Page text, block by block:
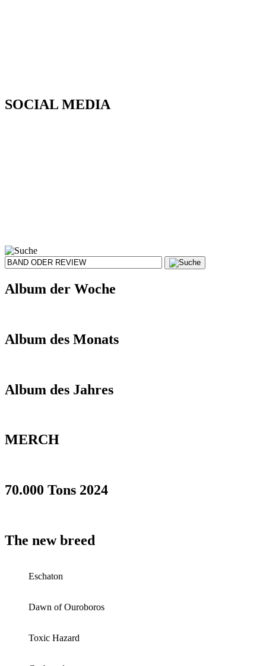
SOCIAL MEDIA
Album der Woche
Album des Monats
Album des Jahres
MERCH
70.000 Tons 2024
The new breed
Eschaton
Dawn of Ouroboros
Toxic Hazard